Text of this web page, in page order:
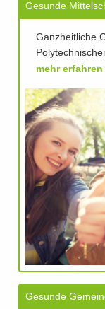
Gesunde
Ganzheitliche
mehr erfahren
Gesunde